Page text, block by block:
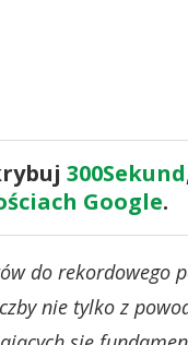
300Sekund
Google.
do rekordowego
nie tylko z